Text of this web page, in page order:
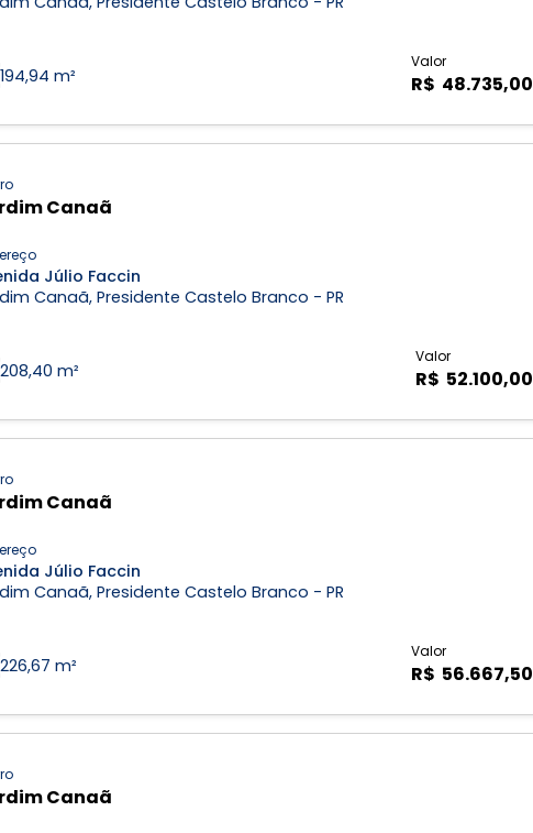
194,94 m²
Valor
R$ 48.735,00
Canaã
Júlio Faccin
Canaã, Presidente Castelo Branco - PR
208,40 m²
Valor
R$ 52.100,00
Canaã
Júlio Faccin
Canaã, Presidente Castelo Branco - PR
226,67 m²
Valor
R$ 56.667,50
Canaã